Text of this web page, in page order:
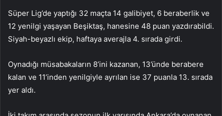
Süper Lig’de yaptığı 32 maçta 14 galibiyet, 6 beraberlik ve
12 yenilgi yaşayan Beşiktaş, hanesine 48 puan yazdırabildi.
Siyah-beyazlı ekip, haftaya averajla 4. sırada girdi.
Oynadığı müsabakaların 8’ini kazanan, 13’ünde berabere
kalan ve 11’inden yenilgiyle ayrılan ise 37 puanla 13. sırada
yer aldı.